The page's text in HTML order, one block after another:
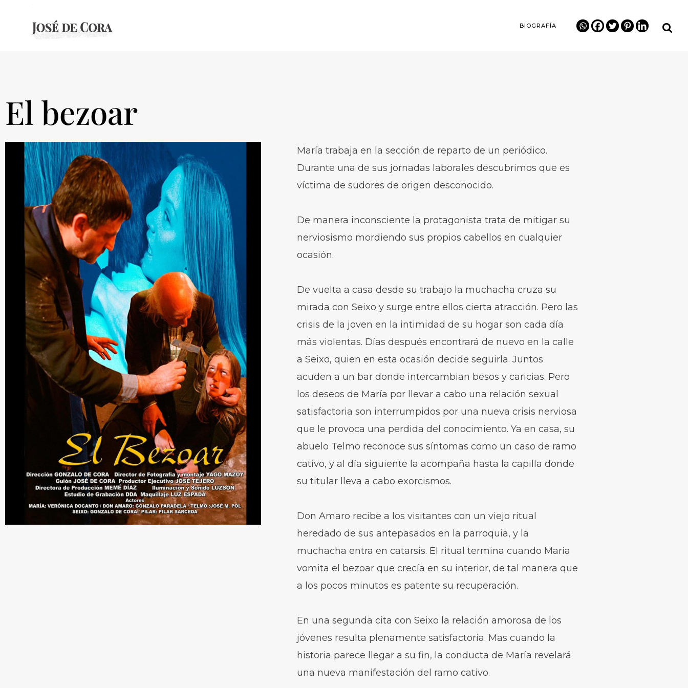
BIOGRAFÍA
El bezoar
María trabaja en la sección de reparto de un periódico.
Durante una de sus jornadas laborales descubrimos que es
víctima de sudores de origen desconocido.
De manera inconsciente la protagonista trata de mitigar su
nerviosismo mordiendo sus propios cabellos en cualquier
ocasión.
De vuelta a casa desde su trabajo la muchacha cruza su
mirada con Seixo y surge entre ellos cierta atracción. Pero las
crisis de la joven en la intimidad de su hogar son cada día
más violentas. Días después encontrará de nuevo en la calle
a Seixo, quien en esta ocasión decide seguirla. Juntos
acuden a un bar donde intercambian besos y caricias. Pero
los deseos de María por llevar a cabo una relación sexual
satisfactoria son interrumpidos por una nueva crisis nerviosa
que le provoca una perdida del conocimiento. Ya en casa, su
abuelo Telmo reconoce sus síntomas como un caso de ramo
cativo, y al día siguiente la acompaña hasta la capilla donde
su titular lleva a cabo exorcismos.
Don Amaro recibe a los visitantes con un viejo ritual
heredado de sus antepasados en la parroquia, y la
muchacha entra en catarsis. El ritual termina cuando María
vomita el bezoar que crecía en su interior, de tal manera que
a los pocos minutos es patente su recuperación.
En una segunda cita con Seixo la relación amorosa de los
jóvenes resulta plenamente satisfactoria. Mas cuando la
historia parece llegar a su fin, la conducta de María revelará
una nueva manifestación del ramo cativo.